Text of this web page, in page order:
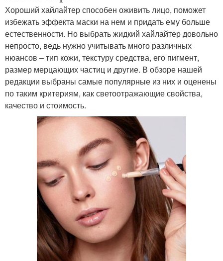
Хороший хайлайтер способен оживить лицо, поможет
избежать эффекта маски на нем и придать ему больше
естественности. Но выбрать жидкий хайлайтер довольно
непросто, ведь нужно учитывать много различных
нюансов – тип кожи, текстуру средства, его пигмент,
размер мерцающих частиц и другие. В обзоре нашей
редакции выбраны самые популярные из них и оценены
по таким критериям, как светоотражающие свойства,
качество и стоимость.